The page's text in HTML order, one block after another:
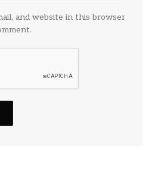
and website in this browser